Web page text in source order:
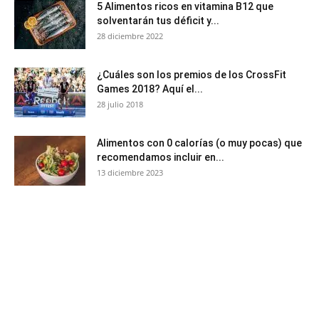
5 Alimentos ricos en vitamina B12 que
solventarán tus déficit y...
28 diciembre 2022
¿Cuáles son los premios de los CrossFit
Games 2018? Aquí el...
28 julio 2018
Alimentos con 0 calorías (o muy pocas) que
recomendamos incluir en...
13 diciembre 2023